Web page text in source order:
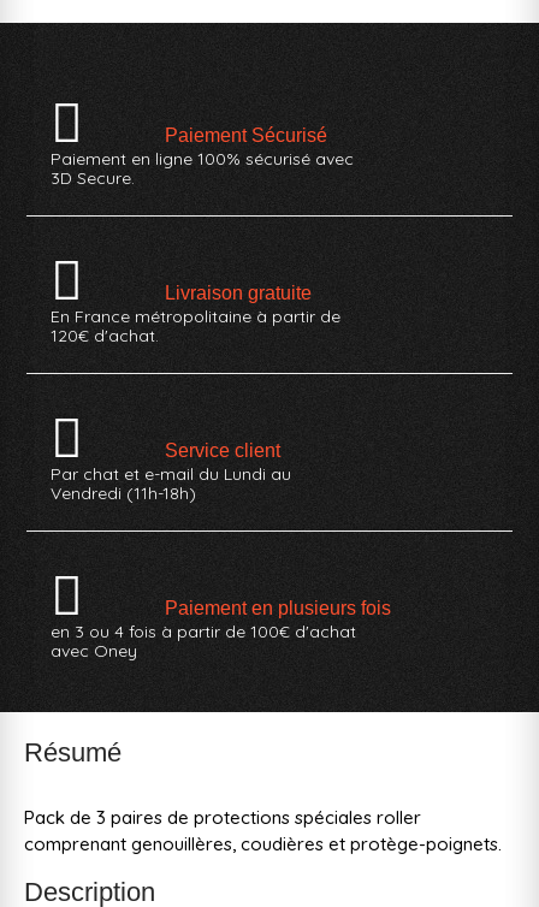
Paiement Sécurisé
Paiement en ligne 100% sécurisé avec
3D Secure.
Livraison gratuite
En France métropolitaine à partir de
120€ d'achat.
Service client
Par chat et e-mail du Lundi au
Vendredi (11h-18h)
Paiement en plusieurs fois
en 3 ou 4 fois à partir de 100€ d'achat
avec Oney
Résumé
Pack de 3 paires de protections spéciales roller
comprenant genouillères, coudières et protège-poignets.
Description